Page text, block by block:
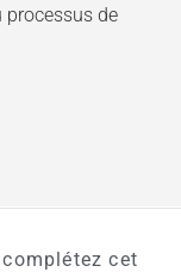
processus de
cet